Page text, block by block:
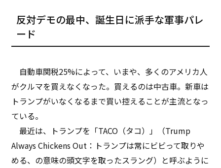
反対デモの最中、誕生日に派手な軍事パレ
ード
自動車関税25%によって、いまや、多くのアメリカ人
がクルマを買えなくなった。買えるのは中古車。新車は
トランプがいなくなるまで買い控えることが主流となっ
ている。
最近は、トランプを「TACO（タコ）」（Trump
Always Chickens Out：トランプは常にビビって取りや
める、の意味の頭文字を取ったスラング）と呼ぶように